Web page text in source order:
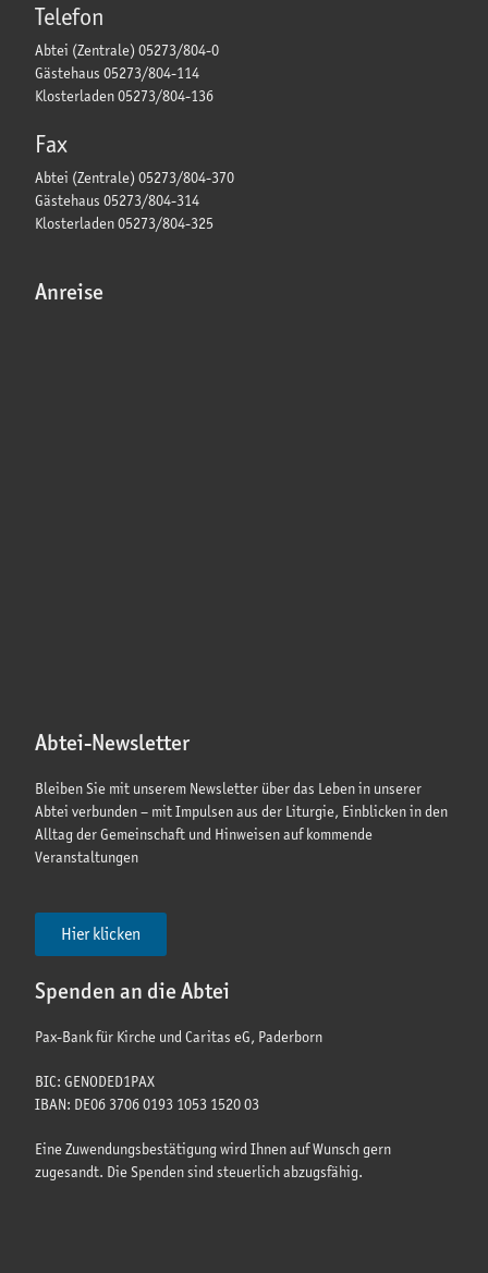
Telefon
Abtei (Zentrale) 05273/804-0
Gästehaus 05273/804-114
Klosterladen 05273/804-136
Fax
Abtei (Zentrale) 05273/804-370
Gästehaus 05273/804-314
Klosterladen 05273/804-325
Anreise
Abtei-Newsletter
Bleiben Sie mit unserem Newsletter über das Leben in unserer
Abtei verbunden – mit Impulsen aus der Liturgie, Einblicken in den
Alltag der Gemeinschaft und Hinweisen auf kommende
Veranstaltungen
Hier klicken
Spenden an die Abtei
Pax-Bank für Kirche und Caritas eG, Paderborn
BIC: GENODED1PAX
IBAN: DE06 3706 0193 1053 1520 03
Eine Zuwendungsbestätigung wird Ihnen auf Wunsch gern
zugesandt. Die Spenden sind steuerlich abzugsfähig.